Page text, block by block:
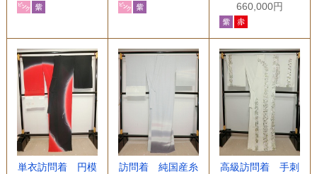
660,000円
単衣訪問着 円模
訪問着 純国産糸
高級訪問着 手刺